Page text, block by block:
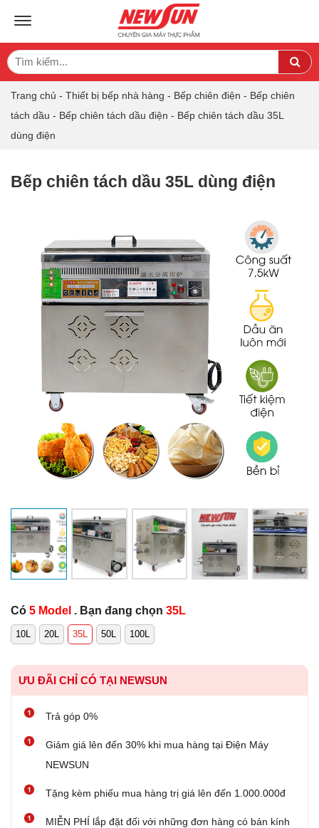
TOGGLE NAVIGATION
Search
for:
Trang chủ - Thiết bị bếp nhà hàng - Bếp chiên điện - Bếp chiên
tách dầu - Bếp chiên tách dầu điện - Bếp chiên tách dầu 35L
dùng điện
Bếp chiên tách dầu 35L dùng điện
Có 5 Model . Bạn đang chọn 35L
10L 20L 35L 50L 100L
ƯU ĐÃI CHỈ CÓ TẠI NEWSUN
Trả góp 0%
Giảm giá lên đến 30% khi mua hàng tại Điện Máy
NEWSUN
Tặng kèm phiếu mua hàng trị giá lên đến 1.000.000đ
MIỄN PHÍ lắp đặt đối với những đơn hàng có bán kính